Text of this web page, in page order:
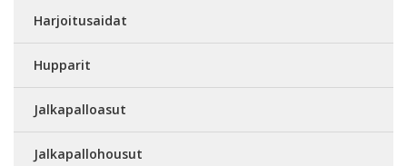
Harjoitusaidat
Hupparit
Jalkapalloasut
Jalkapallohousut